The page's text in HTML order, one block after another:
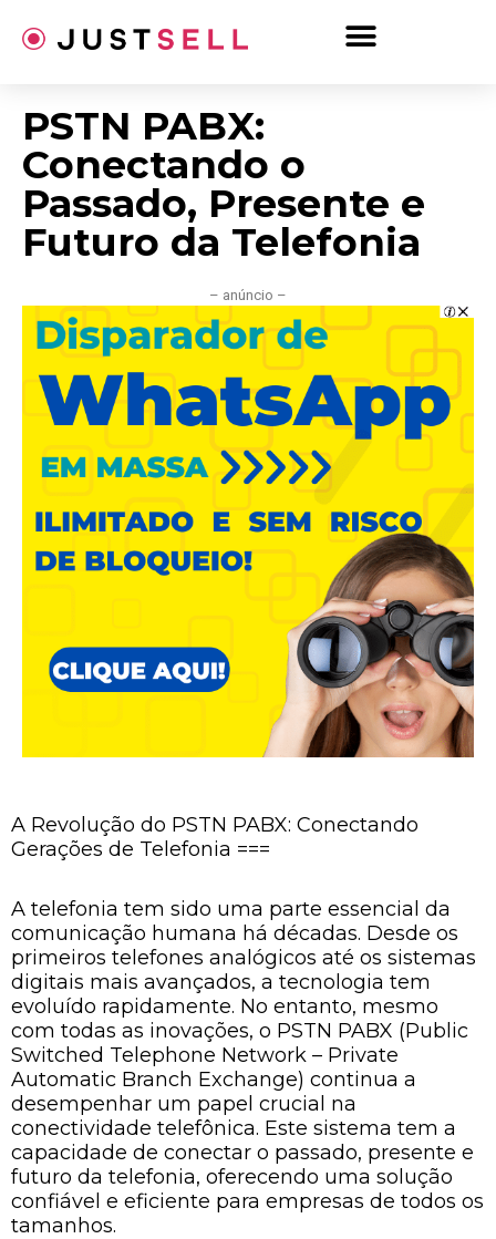
para
PSTN PABX:
Conectando o
Passado, Presente e
Futuro da Telefonia
– anúncio –
A Revolução do PSTN PABX: Conectando
Gerações de Telefonia ===
A telefonia tem sido uma parte essencial da
comunicação humana há décadas. Desde os
primeiros telefones analógicos até os sistemas
digitais mais avançados, a tecnologia tem
evoluído rapidamente. No entanto, mesmo
com todas as inovações, o PSTN PABX (Public
Switched Telephone Network – Private
Automatic Branch Exchange) continua a
desempenhar um papel crucial na
conectividade telefônica. Este sistema tem a
capacidade de conectar o passado, presente e
futuro da telefonia, oferecendo uma solução
confiável e eficiente para empresas de todos os
tamanhos.